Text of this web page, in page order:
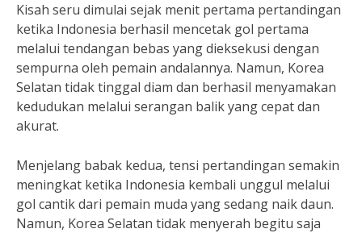
Kisah seru dimulai sejak menit pertama pertandingan
ketika Indonesia berhasil mencetak gol pertama
melalui tendangan bebas yang dieksekusi dengan
sempurna oleh pemain andalannya. Namun, Korea
Selatan tidak tinggal diam dan berhasil menyamakan
kedudukan melalui serangan balik yang cepat dan
akurat.
Menjelang babak kedua, tensi pertandingan semakin
meningkat ketika Indonesia kembali unggul melalui
gol cantik dari pemain muda yang sedang naik daun.
Namun, Korea Selatan tidak menyerah begitu saja